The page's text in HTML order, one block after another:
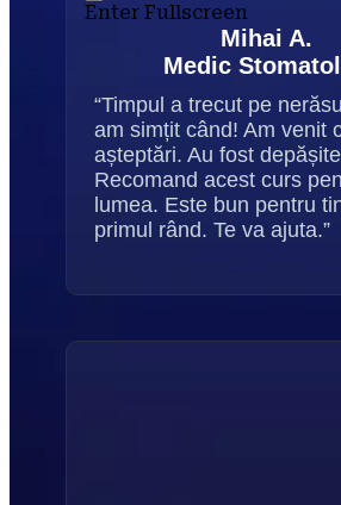
“Timpul a trecut pe
am simțit când! Am venit
așteptări. Au fost
Recomand acest curs
lumea. Este bun pentru
primul rând. Te va ajuta.”
Mihai A.
Medic
Enter Fullscreen